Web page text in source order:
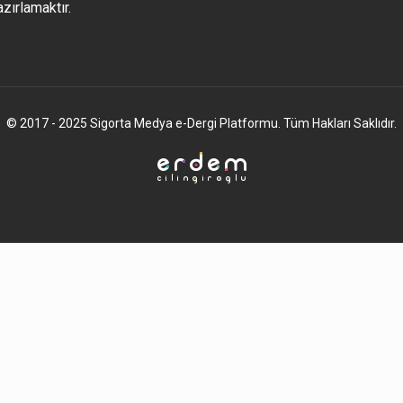
© 2017 - 2025 Sigorta Medya e-Dergi Platformu. Tüm Hakları Saklıdır.